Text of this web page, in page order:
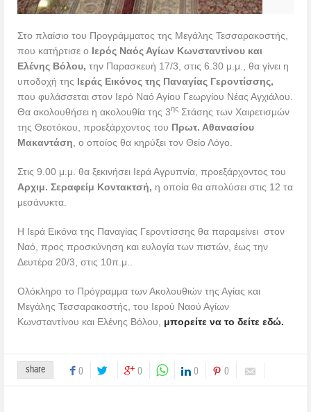
Στο πλαίσιο του Προγράμματος της Mεγάλης Τεσσαρακοστής,
που κατήρτισε o Ιερός Ναός Αγίων Κωνσταντίνου και
Ελένης Βόλου, την Παρασκευή 17/3, στις 6.30 μ.μ., θα γίνει η
υποδοχή της Ιεράς Εικόνος της Παναγίας Γεροντίσσης,
που φυλάσσεται στον Ιερό Ναό Αγίου Γεωργίου Νέας Αγχιάλου.
Θα ακολουθήσει η ακολουθία της 3ης Στάσης των Χαιρετισμών
της Θεοτόκου, προεξάρχοντος του Πρωτ. Αθανασίου
Μακαντάση , ο οποίος θα κηρύξει τον Θείο Λόγο.
Στις 9.00 μ.μ. θα ξεκινήσει Ιερά Αγρυπνία, προεξάρχοντος του
Αρχιμ. Σεραφείμ Κοντακτσή, η οποία θα απολύσει στις 12 τα
μεσάνυκτα.
Η Ιερά Εικόνα της Παναγίας Γεροντίσσης θα παραμείνει στον
Ναό, προς προσκύνηση και ευλογία των πιστών, έως την
Δευτέρα 20/3, στις 10π.μ..
Ολόκληρο το Πρόγραμμα των Ακολουθιών της Αγίας και
Μεγάλης Τεσσαρακοστής, του Ιερού Ναού Αγίων
Κωνσταντίνου και Ελένης Βόλου, μπορείτε να το δείτε εδώ.
share 0 0 0 0